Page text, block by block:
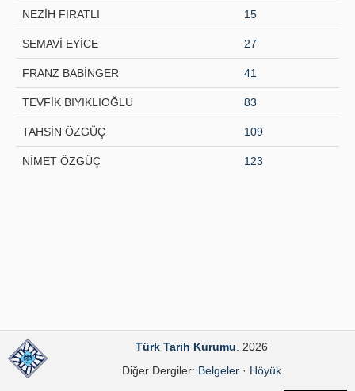
Yayın Politikaları
Kılavuzlar
İletişim
NEZİH FIRATLI 15
SEMAVİ EYİCE 27
FRANZ BABİNGER 41
TEVFİK BIYIKLIOĞLU 83
TAHSİN ÖZGÜÇ 109
NİMET ÖZGÜÇ 123
Türk Tarih Kurumu . 2026
Diğer Dergiler: Belgeler· Höyük